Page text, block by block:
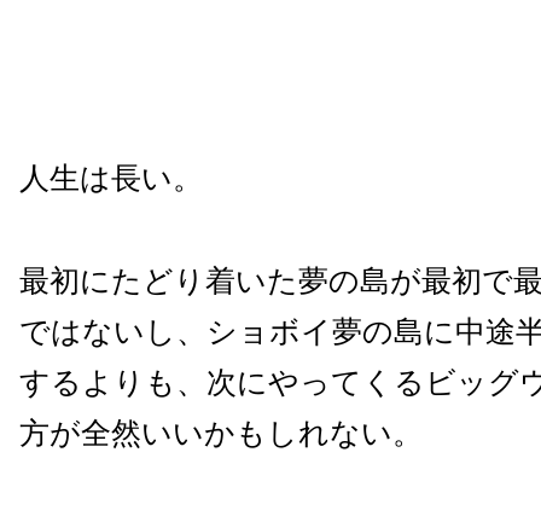
人生は長い。
最初にたどり着いた夢の島が最初で
ではないし、ショボイ夢の島に中途
するよりも、次にやってくるビッグ
方が全然いいかもしれない。